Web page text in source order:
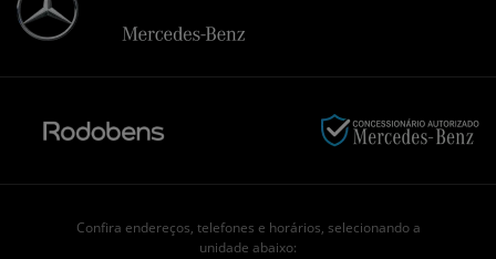
Confira endereços, telefones e horários, selecionando a
unidade abaixo: